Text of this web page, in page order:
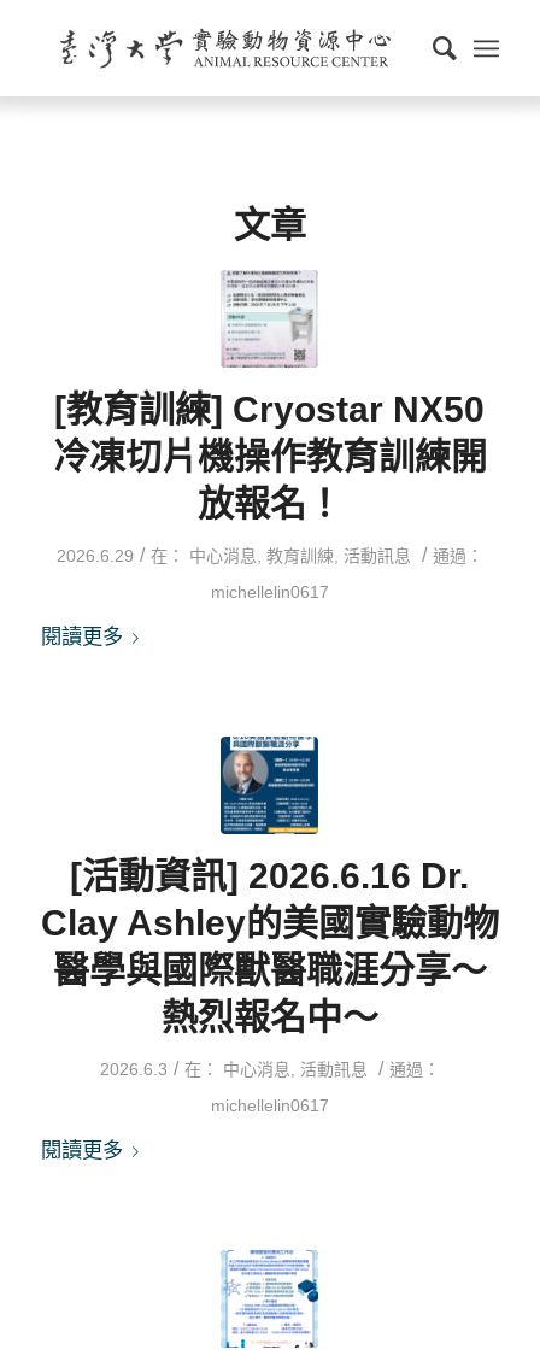
文章
[教育訓練] Cryostar NX50
冷凍切片機操作教育訓練開
放報名！
2026.6.29 / 在： 中心消息 教育訓練, 活動訊息 / 通過：
michellelin0617
閱讀更多
[活動資訊] 2026.6.16 Dr.
Clay Ashley的美國實驗動物
醫學與國際獸醫職涯分享～
熱烈報名中～
2026.6.3 / 在： 中心消息 活動訊息 / 通過：
michellelin0617
閱讀更多